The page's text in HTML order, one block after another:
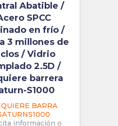
Abatible /
SPCC
en frío /
3 millones de
/ Vidrio
2.5D /
barrera
S1000
BARRA
información o